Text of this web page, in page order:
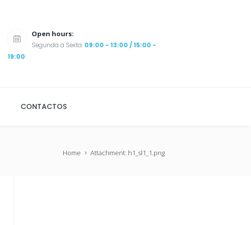
Open hours:
Segunda a Sexta: 09:00 - 13:00 / 15:00 -
19:00
CONTACTOS
Home Attachment: h1_sl1_1.png